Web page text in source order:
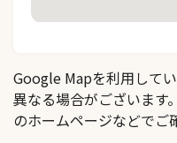
Google Mapを利用して
異なる場合がございます
のホームページなどでご